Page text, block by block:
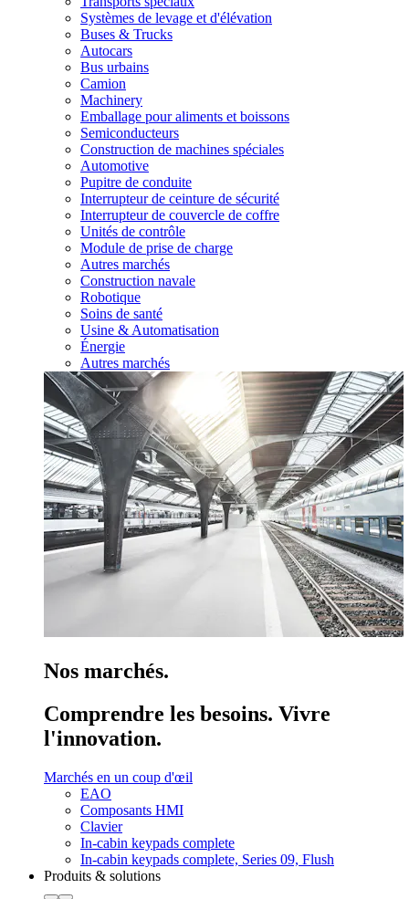
Systèmes de levage et d'élévation
Buses & Trucks
Autocars
Bus urbains
Camion
Machinery
Emballage pour aliments et boissons
Semiconducteurs
Construction de machines spéciales
Automotive
Pupitre de conduite
Interrupteur de ceinture de sécurité
Interrupteur de couvercle de coffre
Unités de contrôle
Module de prise de charge
Autres marchés
Construction navale
Robotique
Soins de santé
Usine & Automatisation
Énergie
Autres marchés
Nos marchés.
Comprendre les besoins. Vivre
l'innovation.
Marchés en un coup d'œil
EAO
Composants HMI
Clavier
In-cabin keypads complete
In-cabin keypads complete, Series 09, Flush
Produits & solutions